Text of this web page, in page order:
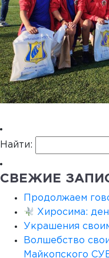
Найти:
СВЕЖИЕ
Продолжаем
Хиросима:
Украшения
Волшебство
Майкопского